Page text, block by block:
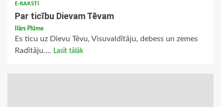
E-RAKSTI
Par ticību Dievam Tēvam
Ilārs Plūme
Es ticu uz Dievu Tēvu, Visuvaldītāju, debess un zemes
Radītāju.... Lasīt tālāk